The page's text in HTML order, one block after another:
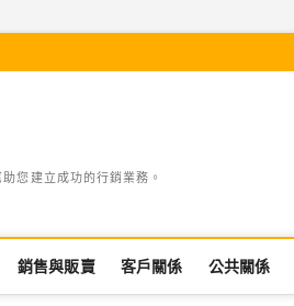
您建立成功的行銷業務。
銷售與販賣 客戶關係 公共關係